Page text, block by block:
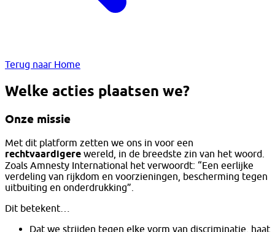
Terug naar Home
Welke acties plaatsen we?
Onze missie
Met dit platform zetten we ons in voor een
rechtvaardigere wereld, in de breedste zin van het woord.
Zoals Amnesty International het verwoordt: “Een eerlijke
verdeling van rijkdom en voorzieningen, bescherming tegen
uitbuiting en onderdrukking”.
Dit betekent…
Dat we strijden tegen elke vorm van discriminatie, haat